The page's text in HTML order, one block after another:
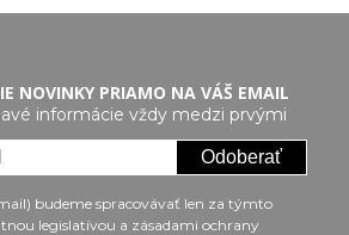
NOVINKY PRIAMO NA VÁŠ EMAIL
informácie vždy medzi prvými
Odoberať
budeme spracovávať len za týmto
legislatívou a zásadami ochrany